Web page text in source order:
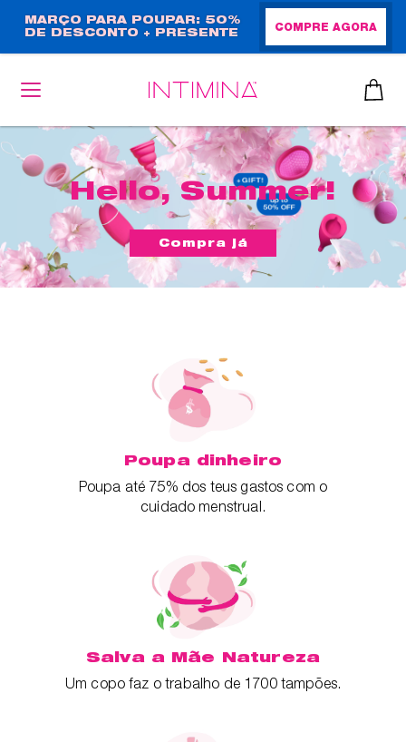
para
o
conteúdo
principal
MARÇO PARA POUPAR: 50%
DE DESCONTO + PRESENTE
COMPRE AGORA
Hello, Summer!
Compra já
Poupa dinheiro
Poupa até 75% dos teus gastos com o
cuidado menstrual.
Salva a Mãe Natureza
Um copo faz o trabalho de 1700 tampões.